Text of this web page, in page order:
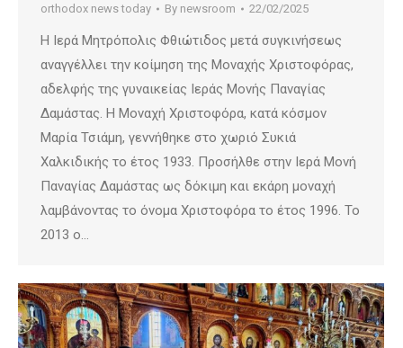
orthodox news today By newsroom 22/02/2025
Η Ιερά Μητρόπολις Φθιώτιδος μετά συγκινήσεως
αναγγέλλει την κοίμηση της Μοναχής Χριστοφόρας,
αδελφής της γυναικείας Ιεράς Μονής Παναγίας
Δαμάστας. Η Μοναχή Χριστοφόρα, κατά κόσμον
Μαρία Τσιάμη, γεννήθηκε στο χωριό Συκιά
Χαλκιδικής το έτος 1933. Προσήλθε στην Ιερά Μονή
Παναγίας Δαμάστας ως δόκιμη και εκάρη μοναχή
λαμβάνοντας το όνομα Χριστοφόρα το έτος 1996. Το
2013 ο…